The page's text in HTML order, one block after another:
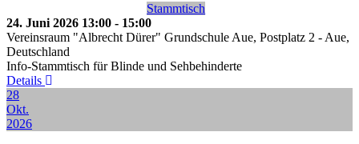
Stammtisch
24. Juni 2026 13:00 - 15:00
Vereinsraum "Albrecht Dürer" Grundschule Aue, Postplatz 2 - Aue,
Deutschland
Info-Stammtisch für Blinde und Sehbehinderte
Details
28
Okt.
2026